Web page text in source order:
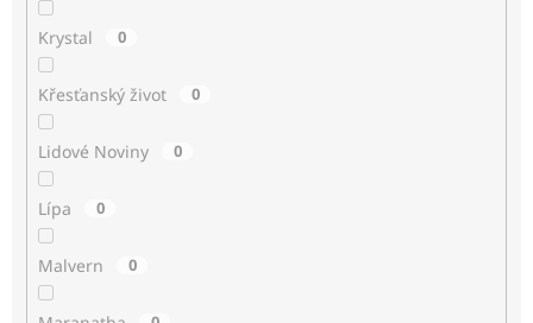
Krystal 0
Křesťanský život 0
Lidové Noviny 0
Lípa 0
Malvern 0